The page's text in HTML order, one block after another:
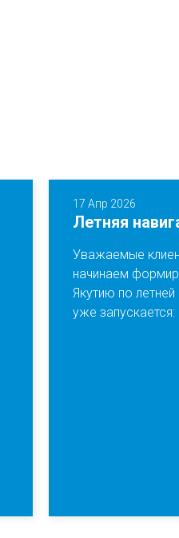
17 Апр 2026
Летняя
Уважаемые
начинаем
Якутию по
уже